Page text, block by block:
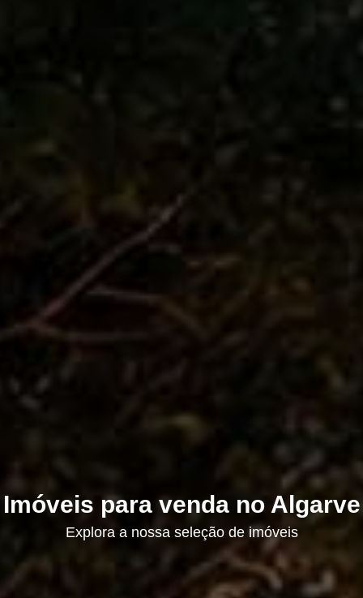
Imóveis para venda no Algarve
Explora a nossa seleção de imóveis